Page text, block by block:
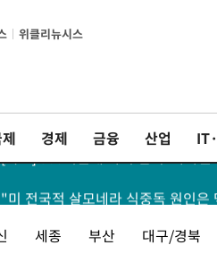
위클리뉴시스
경제 금융 산업
[속보]'300억원대 사기 혐의' 차가원
세종 부산 대구/경북